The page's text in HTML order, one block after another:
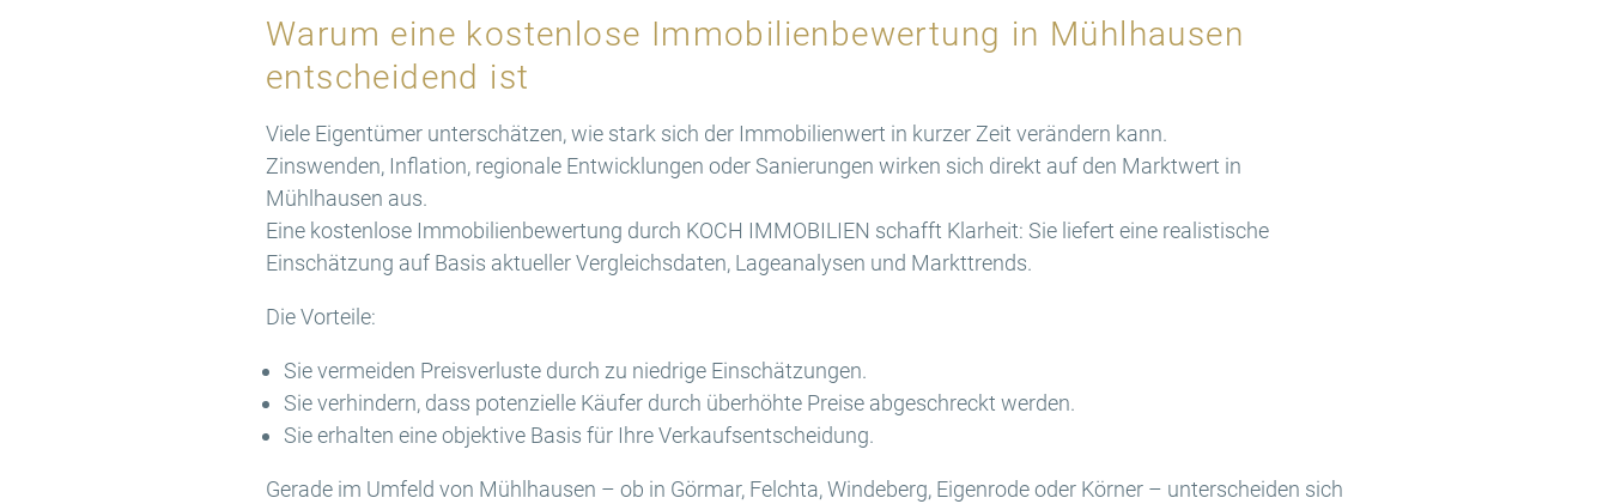
Warum eine kostenlose Immobilienbewertung in Mühlhausen
entscheidend ist
Viele Eigentümer unterschätzen, wie stark sich der Immobilienwert in kurzer Zeit verändern kann.
Zinswenden, Inflation, regionale Entwicklungen oder Sanierungen wirken sich direkt auf den Marktwert in
Mühlhausen aus.
Eine kostenlose Immobilienbewertung durch KOCH IMMOBILIEN schafft Klarheit: Sie liefert eine realistische
Einschätzung auf Basis aktueller Vergleichsdaten, Lageanalysen und Markttrends.
Die Vorteile:
Sie vermeiden Preisverluste durch zu niedrige Einschätzungen.
Sie verhindern, dass potenzielle Käufer durch überhöhte Preise abgeschreckt werden.
Sie erhalten eine objektive Basis für Ihre Verkaufsentscheidung.
Gerade im Umfeld von Mühlhausen – ob in Görmar, Felchta, Windeberg, Eigenrode oder Körner – unterscheiden sich